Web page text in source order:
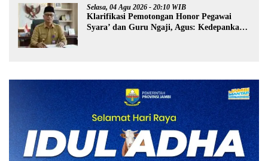
Selasa, 04 Agu 2026 - 20:10 WIB
Klarifikasi Pemotongan Honor Pegawai
Syara’ dan Guru Ngaji, Agus: Kedepankan